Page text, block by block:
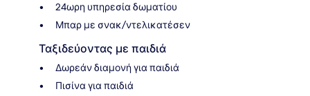
24ωρη υπηρεσία δωματίου
Μπαρ με σνακ/ντελικατέσεν
Ταξιδεύοντας με παιδιά
Δωρεάν διαμονή για παιδιά
Πισίνα για παιδιά